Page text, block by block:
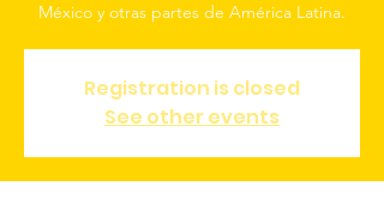
México y otras partes de América Latina.
Registration is closed
See other events